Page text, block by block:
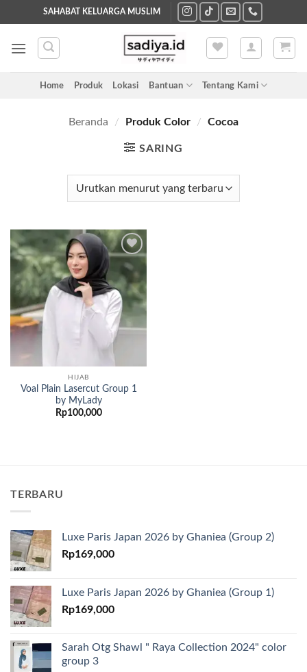
to
content
SAHABAT KELUARGA MUSLIM
Home Produk Lokasi Bantuan Tentang Kami
Beranda / Produk Color / Cocoa
SARING
Add to
wishlist
HIJAB
Voal Plain Lasercut Group 1
by MyLady
Rp100,000
TERBARU
Luxe Paris Japan 2026 by Ghaniea (Group 2)
Rp169,000
Luxe Paris Japan 2026 by Ghaniea (Group 1)
Rp169,000
Sarah Otg Shawl " Raya Collection 2024" color
group 3